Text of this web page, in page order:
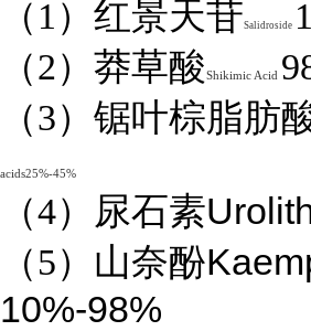
（1）红景天苷Salidroside
（2）莽草酸Shikimic Acid
（3）锯叶棕脂肪
acids25%-45%
（4） 尿石素
（5）山奈酚
10%-98%